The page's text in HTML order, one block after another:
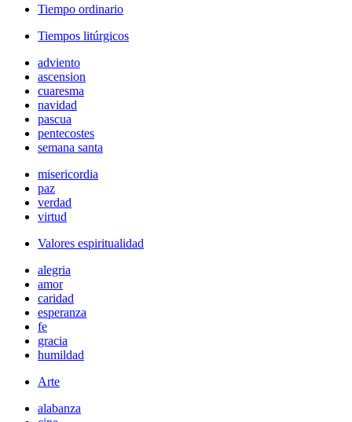
Tiempo ordinario
Tiempos litúrgicos
adviento
ascension
cuaresma
navidad
pascua
pentecostes
semana santa
misericordia
paz
verdad
virtud
Valores espiritualidad
alegria
amor
caridad
esperanza
fe
gracia
humildad
Arte
alabanza